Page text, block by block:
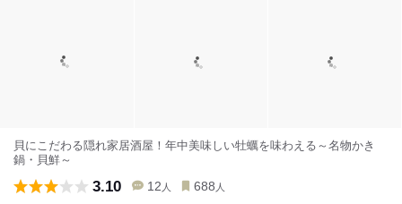
貝にこだわる隠れ家居酒屋！年中美味しい牡蠣を味わえる～名物かき
鍋・貝鮮～
3.10 12 人 688 人